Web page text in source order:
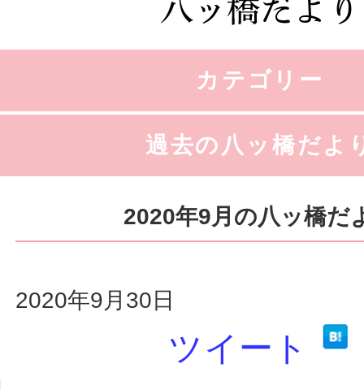
カテゴリー
過去の八ッ橋だよ
2020年9月の八ッ橋だ
2020年9月30日
ツイート